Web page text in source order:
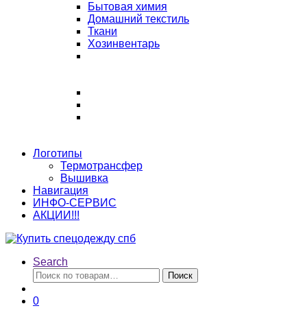
Бытовая химия
Домашний текстиль
Ткани
Хозинвентарь
Логотипы
Термотрансфер
Вышивка
Навигация
ИНФО-СЕРВИС
АКЦИИ!!!
Search
Искать:
Поиск
0